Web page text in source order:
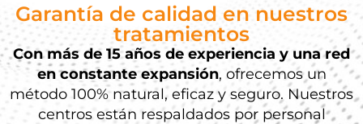
Garantía de calidad en nuestros
tratamientos
Con más de 15 años de experiencia y una red
en constante expansión, ofrecemos un
método 100% natural, eficaz y seguro. Nuestros
centros están respaldados por personal